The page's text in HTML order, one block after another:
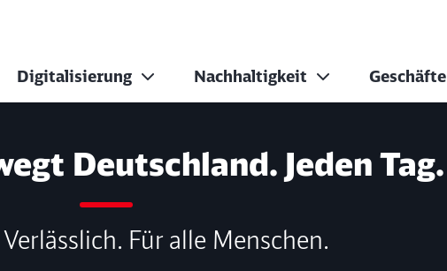
Digitalisierung Nachhaltigkeit Geschäfte
Deutschland. Jeden Tag.
Für alle Menschen.